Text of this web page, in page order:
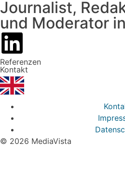
Journalist,
und Moderator
Referenzen
Kontakt
© 2026 MediaVista